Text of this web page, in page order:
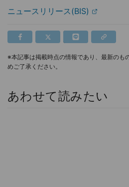
ニュースリリース(BIS)
※本記事は掲載時点の情報であり、最新のも
めご了承ください。
あわせて読みたい